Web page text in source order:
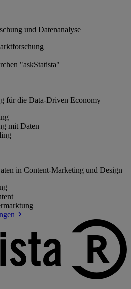
und Datenanalyse
"askStatista"
für die Data-Driven Economy
mit Daten
in Content-Marketing und Design